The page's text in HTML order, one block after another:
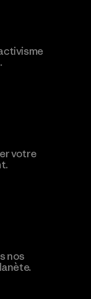
votre
nos